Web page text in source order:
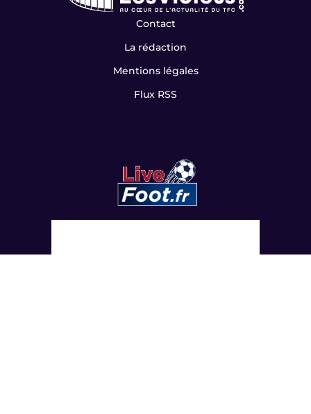
Contact
La rédaction
Mentions légales
Flux RSS